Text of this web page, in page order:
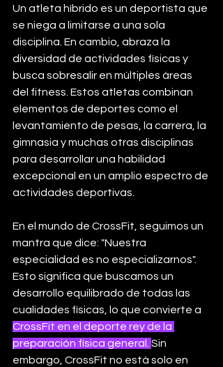
Un atleta híbrido es un deportista que
se niega a limitarse a una sola
disciplina. En cambio, abraza la
diversidad de actividades físicas y
busca sobresalir en múltiples áreas
del fitness. Estos atletas combinan
elementos de deportes como el
levantamiento de pesas, la carrera, la
gimnasia y muchas otras disciplinas
para desarrollar una habilidad
excepcional en un amplio espectro de
actividades deportivas.
En el mundo de CrossFit, seguimos un
mantra que dice: "Nuestra
especialidad es no especializarnos".
Esto significa que buscamos un
desarrollo equilibrado de todas las
cualidades físicas, lo que convierte a
CrossFit en el deporte rey de la
preparación física general. Sin
embargo, CrossFit no está solo en